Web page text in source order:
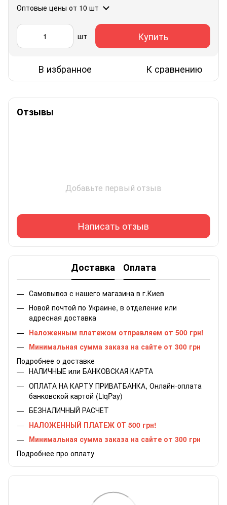
Оптовые цены от 10 шт
шт Купить
В избранное К сравнению
Отзывы
Добавьте первый отзыв
Написать отзыв
Доставка Оплата
Самовывоз с нашего магазина в г.Киев
Новой почтой по Украине, в отделение или
адресная доставка
Наложенным платежом отправляем от 500 грн!
Минимальная сумма заказа на сайте от 300 грн
Подробнее о доставке
НАЛИЧНЫЕ или БАНКОВСКАЯ КАРТА
ОПЛАТА НА КАРТУ ПРИВАТБАНКА, Онлайн-оплата
банковской картой (LiqPay)
БЕЗНАЛИЧНЫЙ РАСЧЕТ
НАЛОЖЕННЫЙ ПЛАТЕЖ ОТ 500 грн!
Минимальная сумма заказа на сайте от 300 грн
Подробнее про оплату